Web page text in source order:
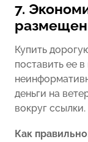
7.
Купить
поставить ее
деньги на
вокруг ссылки.
Как